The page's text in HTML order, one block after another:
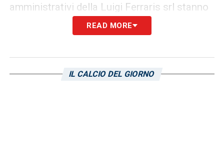
amministrativi della Luigi Ferraris srl stanno
adottando lo smart working, i custodi e il
personale della manutenzione sono confinati
giardiniere che in settimana si prende cura
READ MORE
IL CALCIO DEL GIORNO